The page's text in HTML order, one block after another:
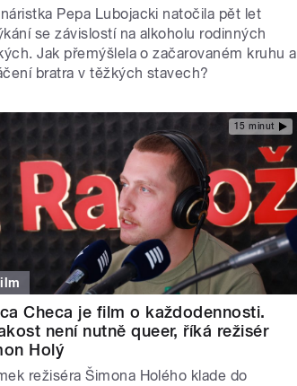
Pepa Lubojacki natočila pět let
se závislostí na alkoholu rodinných
Jak přemýšlela o začarovaném kruhu a
bratra v těžkých stavech?
15 minut
Checa je film o každodennosti.
není nutně queer, říká režisér
Holý
režiséra Šimona Holého klade do